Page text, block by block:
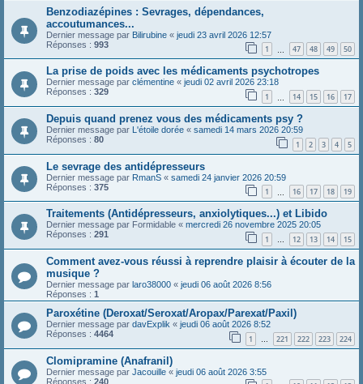
Benzodiazépines : Sevrages, dépendances,
accoutumances...
Dernier message par Bilirubine « jeudi 23 avril 2026 12:57
Réponses : 993 1 47 48 49 50
La prise de poids avec les médicaments psychotropes
Dernier message par clémentine « jeudi 02 avril 2026 23:18
Réponses : 329 1 14 15 16 17
Depuis quand prenez vous des médicaments psy ?
Dernier message par L'étoile dorée « samedi 14 mars 2026 20:59
Réponses : 80 1 2 3 4 5
Le sevrage des antidépresseurs
Dernier message par RmanS « samedi 24 janvier 2026 20:59
Réponses : 375 1 16 17 18 19
Traitements (Antidépresseurs, anxiolytiques...) et Libido
Dernier message par Formidable « mercredi 26 novembre 2025 20:05
Réponses : 291 1 … 12 13 14 15
Comment avez-vous réussi à reprendre plaisir à écouter de la
musique ?
Dernier message par laro38000 « jeudi 06 août 2026 8:56
Réponses : 1
Paroxétine (Deroxat/Seroxat/Aropax/Parexat/Paxil)
Dernier message par davExplik « jeudi 06 août 2026 8:52
Réponses : 4464 1 … 221 222 223 224
Clomipramine (Anafranil)
Dernier message par Jacouille « jeudi 06 août 2026 3:55
Réponses : 240